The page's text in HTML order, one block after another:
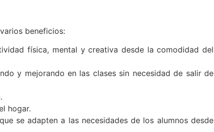
beneficios:
física, mental y creativa desde la comodidad del
y mejorando en las clases sin necesidad de salir de
hogar.
se adapten a las necesidades de los alumnos desde